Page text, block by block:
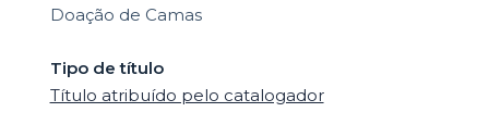
Doação de Camas
Tipo de título
Título atribuído pelo catalogador